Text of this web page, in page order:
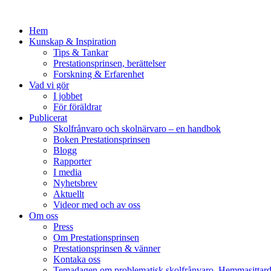
Hem
Kunskap & Inspiration
Tips & Tankar
Prestationsprinsen, berättelser
Forskning & Erfarenhet
Vad vi gör
I jobbet
För föräldrar
Publicerat
Skolfrånvaro och skolnärvaro – en handbok
Boken Prestationsprinsen
Blogg
Rapporter
I media
Nyhetsbrev
Aktuellt
Videor med och av oss
Om oss
Press
Om Prestationsprinsen
Prestationsprinsen & vänner
Kontaka oss